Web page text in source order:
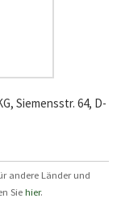
Siemensstr. 64, D-
andere Länder und
Siehier.